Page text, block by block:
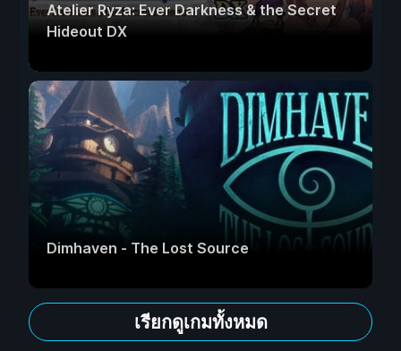
Atelier Ryza: Ever Darkness & the Secret
Hideout DX
Dimhaven - The Lost Source
เรียกดูเกมทั้งหมด